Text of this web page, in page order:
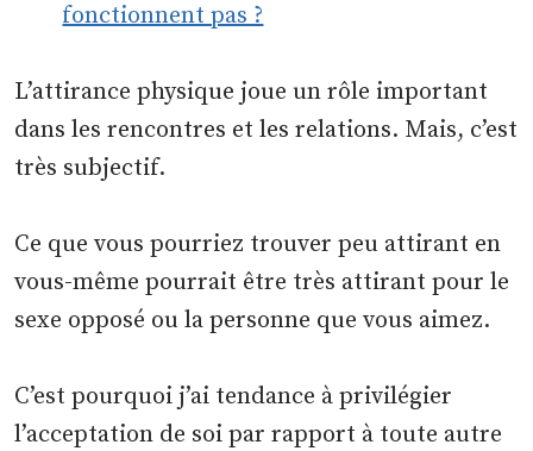
fonctionnent pas ?
L’attirance physique joue un rôle important
dans les rencontres et les relations. Mais, c’est
très subjectif.
Ce que vous pourriez trouver peu attirant en
vous-même pourrait être très attirant pour le
sexe opposé ou la personne que vous aimez.
C’est pourquoi j’ai tendance à privilégier
l’acceptation de soi par rapport à toute autre